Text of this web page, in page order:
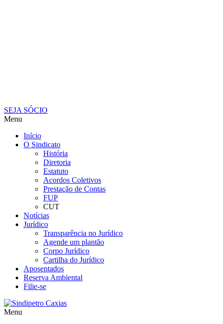
SEJA SÓCIO
Menu
Início
O Sindicato
História
Diretoria
Estatuto
Acordos Coletivos
Prestação de Contas
FUP
CUT
Notícias
Jurídico
Transparência no Jurídico
Agende um plantão
Corpo Jurídico
Cartilha do Jurídico
Aposentados
Reserva Ambiental
Filie-se
Menu